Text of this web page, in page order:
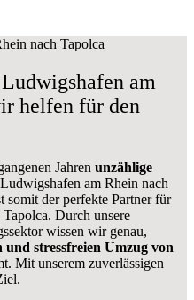
am
helfen für den
Jahren unzählige
am Rhein nach
somit der perfekte Partner für
Durch unsere
wissen wir genau,
und stressfreien Umzug von
Mit unserem zuverlässigen